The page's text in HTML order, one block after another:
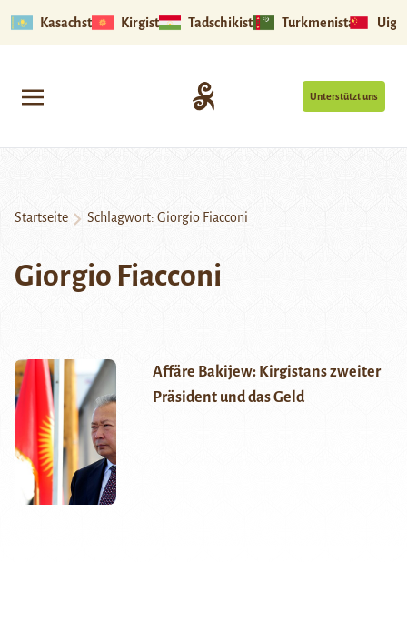
Kasachstan Kirgistan Tadschikistan Turkmenistan
Unterstützt uns
Startseite Schlagwort: Giorgio Fiacconi
Giorgio Fiacconi
Affäre Bakijew: Kirgistans zweiter
Präsident und das Geld